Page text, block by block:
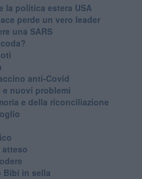
la politica estera USA
perde un vero leader
una SARS
anti-Covid
nuovi problemi
e della riconciliazione
Bibi in sella